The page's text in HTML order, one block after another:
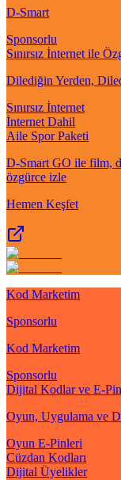
D-Smart
Sponsorlu
Sınırsız İnternet ile
Dilediğin Yerden,
Sınırsız İnternet
İnternet Dahil
Aile Spor Paketi
D-Smart GO ile film,
özgürce izle
Hemen Keşfet
Kod Marketim
Sponsorlu
Kod Marketim
Sponsorlu
Dijital Kodlar ve E-
Oyun, Uygulama ve
Oyun E-Pinleri
Cüzdan Kodları
Dijital Üyelikler